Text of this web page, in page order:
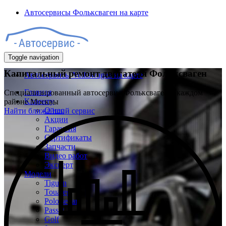
Автосервисы Фольксваген на карте
Toggle navigation
Автосервисы Volkswagen на карте
Главная
Клиенту
О нас
Акции
Гарантия
Сертификаты
Запчасти
Видео работ
Эксперт
Модели
Tiguan
Touareg
Polo sedan
Passat
Golf
Капитальный ремонт двигателя Фольксваген
Специализированный автосервис Фольксваген в каждом
районе Москвы
Найти ближайший сервис